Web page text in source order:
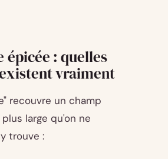
épicée : quelles
vraiment
recouvre un champ
large qu'on ne
trouve :